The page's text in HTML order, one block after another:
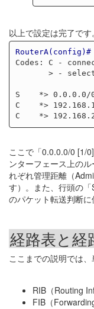
以上で設定は完了です
RouterA(config)#
Codes: C -
S    *> 0.0.0.0/
C    *>
ここで「0.0.0.0/0 [1/
ンターフェース上の
れぞれ管理距離（
す）。また、行頭の
のパケット転送判断に
経路表と経
ここまでの説明では
RIB（Routing
FIB（